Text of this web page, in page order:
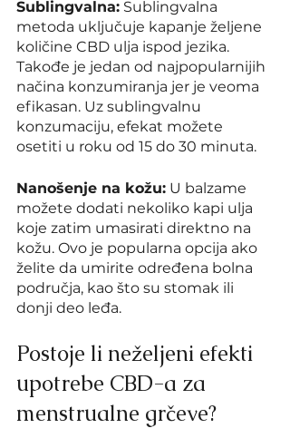
Sublingvalna: Sublingvalna
metoda uključuje kapanje željene
količine CBD ulja ispod jezika.
Takođe je jedan od najpopularnijih
načina konzumiranja jer je veoma
efikasan. Uz sublingvalnu
konzumaciju, efekat možete
osetiti u roku od 15 do 30 minuta.
Nanošenje na kožu: U balzame
možete dodati nekoliko kapi ulja
koje zatim umasirati direktno na
kožu. Ovo je popularna opcija ako
želite da umirite određena bolna
područja, kao što su stomak ili
donji deo leđa.
Postoje li neželjeni efekti
upotrebe CBD-a za
menstrualne grčeve?